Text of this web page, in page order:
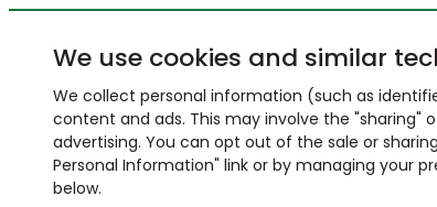
We use cookies and similar
We collect personal information (such as
content and ads. This may involve the
advertising. You can opt out of the sale or
Personal Information" link or by managing your
below.